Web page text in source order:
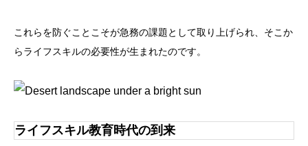
これらを防ぐことこそが急務の課題として取り上げられ、そこか
らライフスキルの必要性が生まれたのです。
ライフスキル教育時代の到来